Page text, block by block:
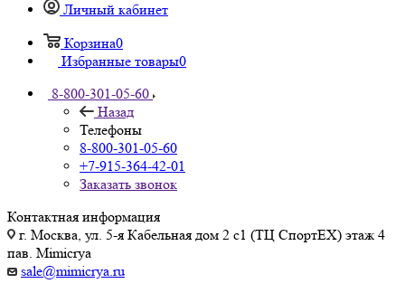
Личный кабинет
Корзина0
Избранные товары0
8-800-301-05-60
Назад
Телефоны
8-800-301-05-60
+7-915-364-42-01
Заказать звонок
Контактная информация
г. Москва, ул. 5-я Кабельная дом 2 с1 (ТЦ СпортEX) этаж 4
пав. Mimicrya
sale@mimicrya.ru